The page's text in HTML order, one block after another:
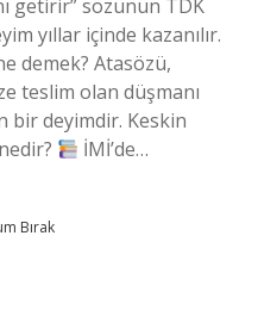
getirir” sözünün TDK
yıllar içinde kazanılır.
demek? Atasözü,
teslim olan düşmanı
bir deyimdir. Keskin
İMİ’de…
Bırak